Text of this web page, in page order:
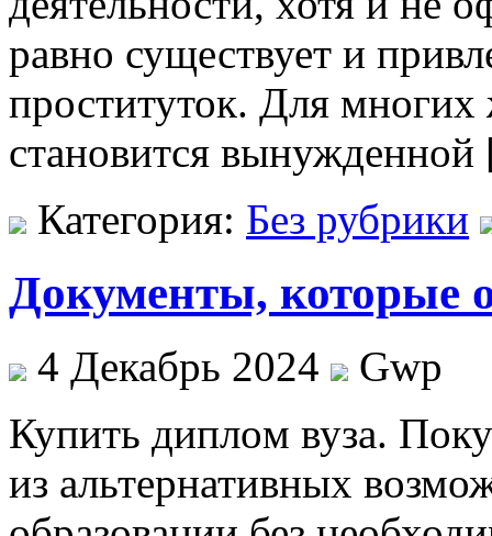
равно существует и
проституток. Для
становится
Категория: Без рубрики
Документы, которые
4 Декабрь 2024
Gwp
Купить диплoм вузa.
из альтернативных